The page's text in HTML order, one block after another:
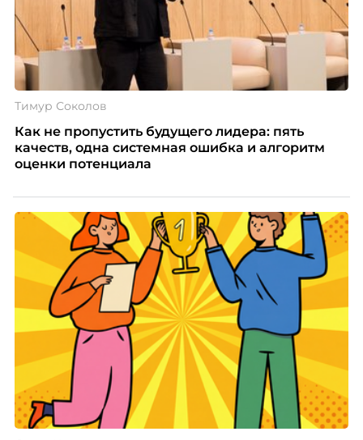
Тимур Соколов
Как не пропустить будущего лидера: пять
качеств, одна системная ошибка и алгоритм
оценки потенциала